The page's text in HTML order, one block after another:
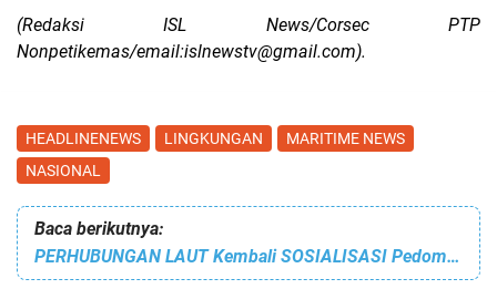
(Redaksi ISL News/Corsec PTP
Nonpetikemas/email:islnewstv@gmail.com).
HEADLINENEWS LINGKUNGAN
MARITIME NEWS
NASIONAL
Baca berikutnya:
PERHUBUNGAN LAUT Kembali SOSIALISASI Pedoman PENGELOLAAN ECOPORT